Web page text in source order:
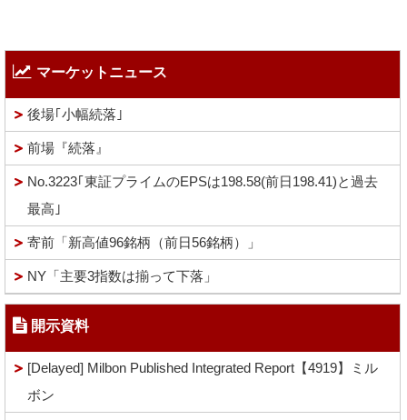
マーケットニュース
後場｢小幅続落｣
前場『続落』
No.3223｢東証プライムのEPSは198.58(前日198.41)と過去
最高｣
寄前「新高値96銘柄（前日56銘柄）」
NY「主要3指数は揃って下落」
開示資料
[Delayed] Milbon Published Integrated Report【4919】ミル
ボン